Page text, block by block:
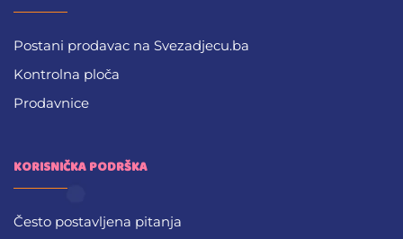
Postani prodavac na Svezadjecu.ba
Kontrolna ploča
Prodavnice
KORISNIČKA PODRŠKA
Često postavljena pitanja